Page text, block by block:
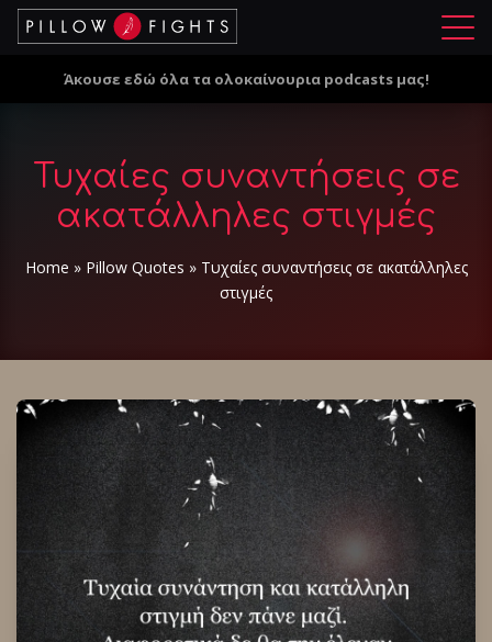
Μ
ο
Άκουσε εδώ όλα τα ολοκαίνουρια podcasts μας!
Τυχαίες συναντήσεις σε
ακατάλληλες στιγμές
Home » Pillow Quotes » Τυχαίες συναντήσεις σε ακατάλληλες
στιγμές